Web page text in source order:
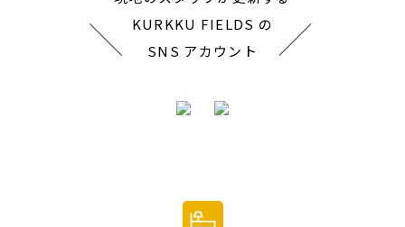
KURKKU FIELDS の
SNS アカウント